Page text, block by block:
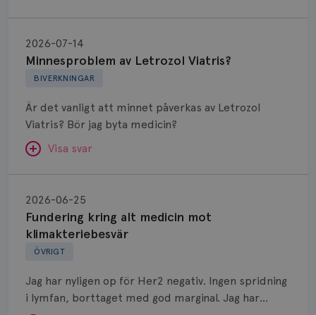
BIVERKNINGAR
Minnesproblem av Letrozol Viatris?
2026-07-14
Är det vanligt att minnet påverkas av Letrozol
Viatris? Bör jag byta medicin?
Visa svar
SVAR:
Hej. Oavsett vilken hormonsänkande behandling
(men även cytostatika) man får så kan en del
uppleva negativ påverkan på minnet. Prata din
märke eller annan aromatashämmare. Det kan ofta
vara bra att ha en paus först, för att se att
Letrozol
Viatris?
ÖVRIGT
Fundering kring alt medicin mot
klimakteriebesvär
2026-06-25
Jag har nyligen op för Her2 negativ. Ingen spridning
i lymfan, borttaget med god marginal. Jag har
kring
medicin